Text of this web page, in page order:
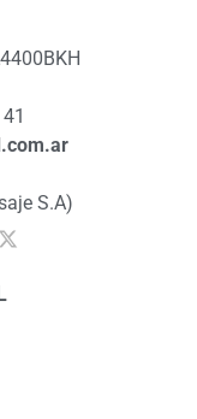
S.A)